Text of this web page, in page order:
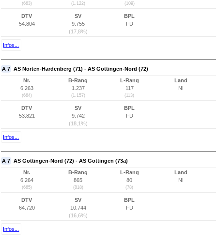
(663) (1.122) (109)
DTV
54.804
SV
9.755
(17,8%)
BPL
FD
Infos...
A 7 AS Nörten-Hardenberg (71) - AS Göttingen-Nord (72)
Nr.
6.263
(664)
B-Rang
1.237
(1.157)
L-Rang
117
(113)
Land
NI
DTV
53.821
SV
9.742
(18,1%)
BPL
FD
Infos...
A 7 AS Göttingen-Nord (72) - AS Göttingen (73a)
Nr.
6.264
(665)
B-Rang
865
(818)
L-Rang
80
(78)
Land
NI
DTV
64.720
SV
10.744
(16,6%)
BPL
FD
Infos...